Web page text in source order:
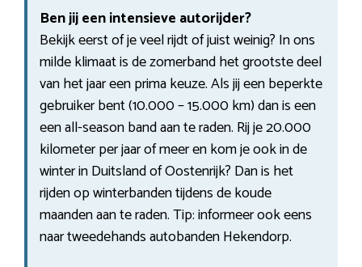
Ben jij een intensieve autorijder?
Bekijk eerst of je veel rijdt of juist weinig? In ons
milde klimaat is de zomerband het grootste deel
van het jaar een prima keuze. Als jij een beperkte
gebruiker bent (10.000 – 15.000 km) dan is een
een all-season band aan te raden. Rij je 20.000
kilometer per jaar of meer en kom je ook in de
winter in Duitsland of Oostenrijk? Dan is het
rijden op winterbanden tijdens de koude
maanden aan te raden. Tip: informeer ook eens
naar tweedehands autobanden Hekendorp.